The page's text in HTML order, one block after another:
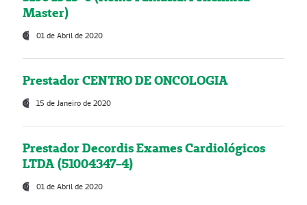
Master)
01 de Abril de 2020
Prestador CENTRO DE ONCOLOGIA
15 de Janeiro de 2020
Prestador Decordis Exames Cardiológicos
LTDA (51004347-4)
01 de Abril de 2020